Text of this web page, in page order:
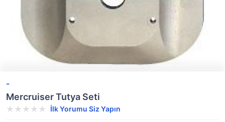
-
Mercruiser Tutya Seti
İlk Yorumu Siz Yapın